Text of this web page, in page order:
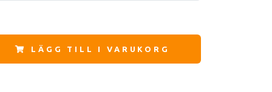
LÄGG TILL I VARUKORG